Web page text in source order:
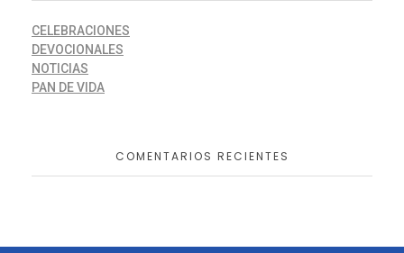
CELEBRACIONES
DEVOCIONALES
NOTICIAS
PAN DE VIDA
COMENTARIOS RECIENTES